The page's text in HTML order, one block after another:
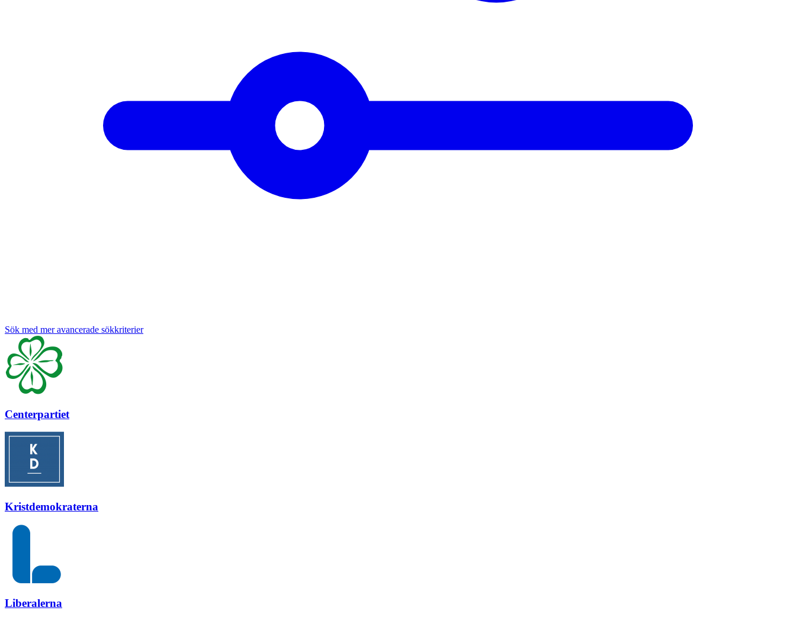
Sök med mer avancerade sökkriterier
Centerpartiet
Kristdemokraterna
Liberalerna